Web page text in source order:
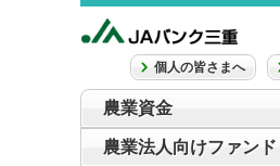
個人の皆さまへ
農業資金
農業法人向けファンド